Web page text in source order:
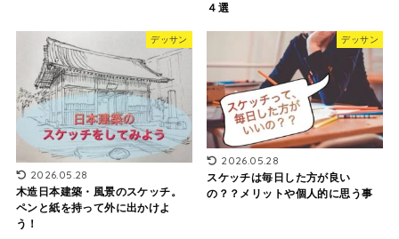
４選
デッサン
2026.05.28
木造日本建築・風景のスケッチ。
ペンと紙を持って外に出かけよ
う！
デッサン
2026.05.28
スケッチは毎日した方が良い
の？？メリットや個人的に思う事